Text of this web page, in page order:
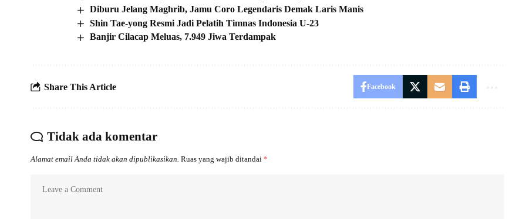
Diburu Jelang Maghrib, Jamu Coro Legendaris Demak Laris Manis
Shin Tae-yong Resmi Jadi Pelatih Timnas Indonesia U-23
Banjir Cilacap Meluas, 7.949 Jiwa Terdampak
Share This Article Facebook
Tidak ada komentar
Alamat email Anda tidak akan dipublikasikan. Ruas yang wajib ditandai *